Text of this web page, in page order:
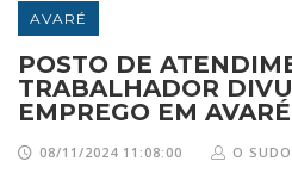
AVARÉ
POSTO DE
TRABALHADOR
EMPREGO EM AVARÉ
08/11/2024 11:08:00 O